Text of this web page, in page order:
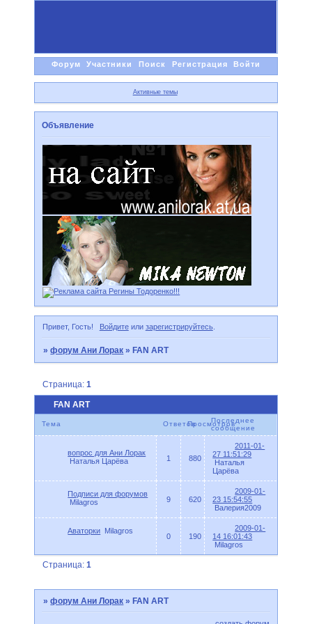
Форум Участники Поиск Регистрация Войти
Активные темы
Объявление
Привет, Гость! Войдитеили зарегистрируйтесь.
»форум Ани Лорак » FAN ART
FAN ART
Страница:1
Тема ОтветовПросмотров
Последнее
сообщение
вопрос для Ани Лорак
Наталья Царёва
1 880
2011-01-
27 11:51:29
Наталья
Царёва
Подписи для форумов
Milagros
9 620
2009-01-
23 15:54:55
Валерия2009
Аваторки Milagros
0 190
2009-01-
14 16:01:43
Milagros
Страница:1
»форум Ани Лорак » FAN ART